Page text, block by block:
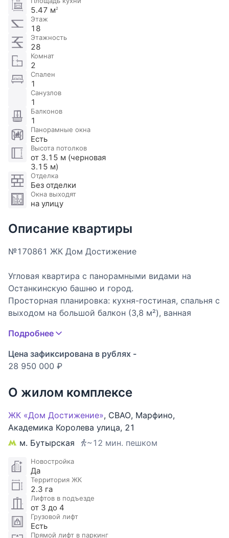
5.47 м2
Этаж
18
Этажность
28
Комнат
2
Спален
1
Санузлов
1
Балконов
1
Панорамные окна
Есть
Высота потолков
от 3.15 м (черновая
3.15 м)
Отделка
Без отделки
Окна выходят
на улицу
Описание квартиры
№170861 ЖК Дом Достижение
Угловая квартира с панорамными видами на
Останкинскую башню и город.
Просторная планировка: кухня-гостиная, спальня с
выходом на большой балкон (3,8 м²), ванная
большие окна на две стороны создают светлую и
уютную атмосферу для вашего интерьера.
Квартира без отделки — это свобода для дизайна.
Премиум-комплекс бизнес-класса с архитектурой
в стиле ар-деко. Закрытая территория,
круглосуточная охрана, консьерж, подземный
паркинг. Для резидентов — фитнес-зал (457 м²),
кафе, супермаркет, зоны отдыха с прудом и
спортивные площадки.
Инфраструктура района:
● Образование: В 10 минутах ходьбы
расположены школа №1236 имени С. В.
Милашенкова, а также колледжи и вузы. Отличный
вариант для студентов и молодых
профессионалов.
Подробнее
Цена зафиксирована в рублях -
28 950 000 ₽
О жилом комплексе
ЖК «Дом Достижение», СВАО, Марфино,
Академика Королева улица, 21
м. Бутырская
~12 мин. пешком
Новостройка
Да
Территория ЖК
2.3 га
Лифтов в подъезде
от 3 до 4
Грузовой лифт
Есть
Прямой лифт в паркинг